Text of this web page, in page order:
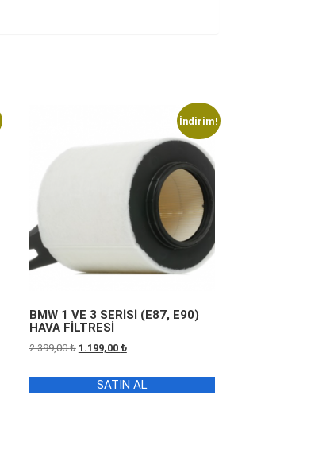
İndirim!
BMW 1 VE 3 SERİSİ (E87, E90)
HAVA FİLTRESİ
2.399,00₺ Orijinal
2.399,00 ₺.
1.199,00 ₺Şu
fiyat:
1.199,00 ₺.
SATIN AL